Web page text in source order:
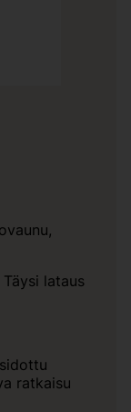
lataus
ratkaisu